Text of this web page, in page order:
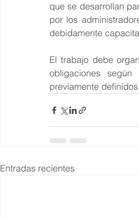
que se desarrollan
por los
debidamente
El trabajo debe
obligaciones
previamente
Entradas recientes